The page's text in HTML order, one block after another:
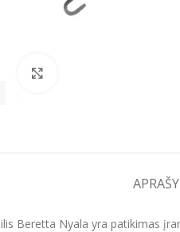
Beretta Nyala yra patikimas